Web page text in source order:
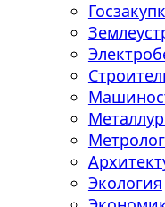
Экология